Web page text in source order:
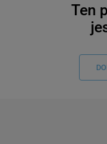
Ten